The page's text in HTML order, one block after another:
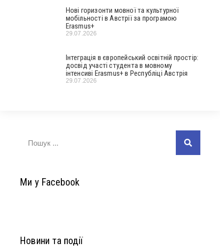
Нові горизонти мовної та культурної
мобільності в Австрії за програмою
Erasmus+
29.07.2026
Інтеграція в європейський освітній простір:
досвід участі студента в мовному
інтенсиві Erasmus+ в Республіці Австрія
29.07.2026
Ми у Facebook
Новини та події